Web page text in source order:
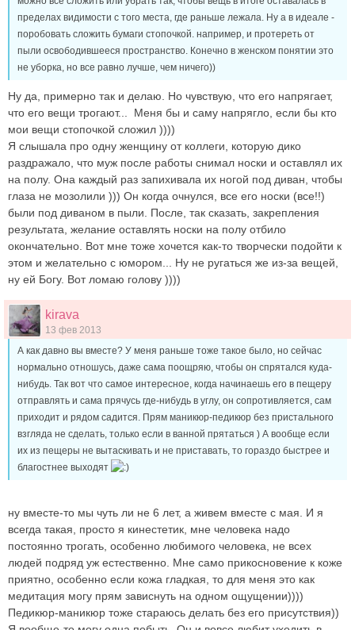
пределах видимости с того места, где раньше лежала. Ну а в идеале -
поробовать сложить бумаги стопочкой. например, и протереть от
пыли освободившееся пространство. Конечно в женском понятии это
не уборка, но все равно лучше, чем ничего))
Ну да, примерно так и делаю. Но чувствую, что его напрягает,
что его вещи трогают...
Меня бы и саму напрягло, если бы кто
мои вещи стопочкой сложил ))))
Я слышала про одну женщину от коллеги, которую дико
раздражало, что муж после работы снимал носки и оставлял их
на полу. Она каждый раз запихивала их ногой под диван, чтобы
глаза не мозолили ))) Он когда очнулся, все его носки (все!!)
были под диваном в пыли. После, так сказать, закрепления
результата, желание оставлять носки на полу отбило
окончательно. Вот мне тоже хочется как-то творчески подойти к
этом и желательно с юмором... Ну не ругаться же из-за вещей,
ну ей Богу. Вот ломаю голову ))))
kirava
13 фев 2013
А как давно вы вместе? У меня раньше тоже такое было, но сейчас
нормально отношусь, даже сама поощряю, чтобы он спрятался куда-
нибудь. Так вот что самое интересное, когда начинаешь его в пещеру
отправлять и сама прячусь где-нибудь в углу, он сопротивляется, сам
приходит и рядом садится. Прям маникюр-педикюр без пристального
взгляда не сделать, только если в ванной прятаться ) А вообще если
их из пещеры не вытаскивать и не приставать, то гораздо быстрее и
благостнее выходят
ну вместе-то мы чуть ли не 6 лет, а живем вместе с мая. И я
всегда такая, просто я кинестетик, мне человека надо
постоянно трогать, особенно любимого человека, не всех
людей подряд уж естественно. Мне само прикосновение к коже
приятно, особенно если кожа гладкая, то для меня это как
медитация могу прям зависнуть на одном ощущении))))
Педикюр-маникюр тоже стараюсь делать без его присутствия))